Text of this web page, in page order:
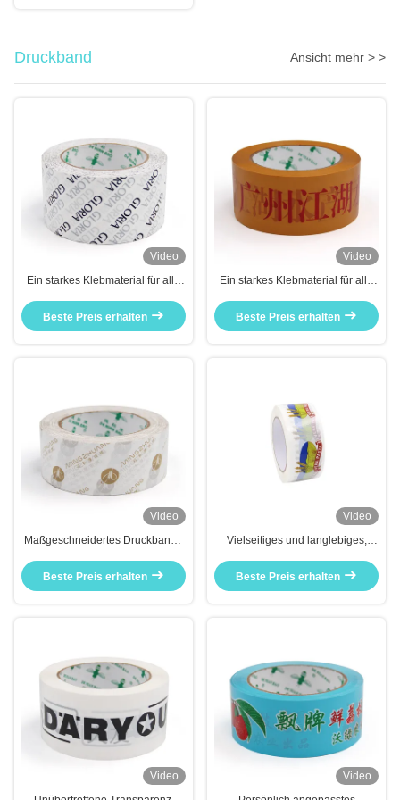
Druckband Ansicht mehr > >
Video
Ein starkes Klebmaterial für alle
Beste Preis erhalten
Video
Ein starkes Klebmaterial für alle
Beste Preis erhalten
Video
Maßgeschneidertes Druckband -
Kreativität zu entfesseln
Beste Preis erhalten
Video
Vielseitiges und langlebiges,
Ihre Projekte
Beste Preis erhalten
Video
Video